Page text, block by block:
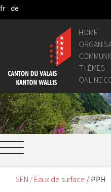
Skip to Main Content
fr de
HOME
THÈMES
ONLINE
SEN Eaux de surface PPH